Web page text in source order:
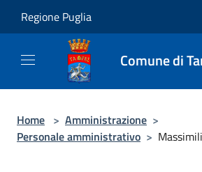
Regione Puglia
Comune di
Home > Amministrazione >
Personale amministrativo >